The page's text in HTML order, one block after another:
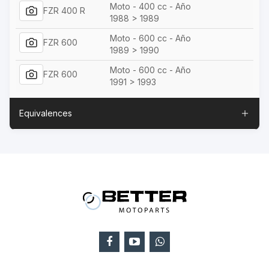
FZR 400 R
Moto - 400 cc - Año
1988 > 1989
FZR 600
Moto - 600 cc - Año
1989 > 1990
FZR 600
Moto - 600 cc - Año
1991 > 1993
Equivalences